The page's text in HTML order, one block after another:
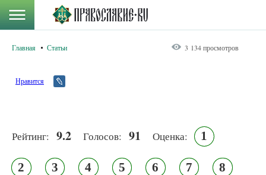
Главная Статьи 3 134 просмотров
Нравится
Рейтинг: 9.2 Голосов: 91 Оценка: 1
2 3 4 5 6 7 8